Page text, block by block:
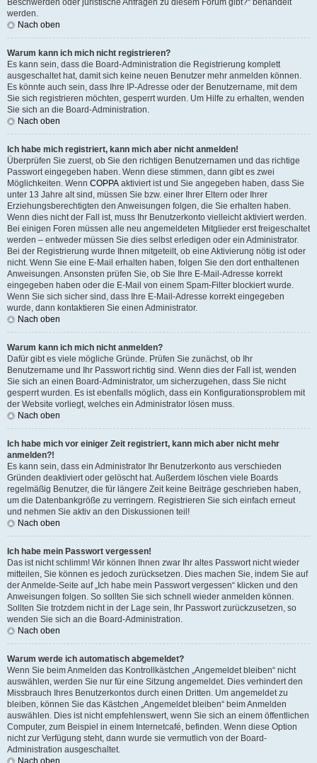
Beschwerden oder juristische Anfragen zu diesem Forum gibt?“ behandelt
werden.
Nach oben
Warum kann ich mich nicht registrieren?
Es kann sein, dass die Board-Administration die Registrierung komplett
ausgeschaltet hat, damit sich keine neuen Benutzer mehr anmelden können.
Es könnte auch sein, dass Ihre IP-Adresse oder der Benutzername, mit dem
Sie sich registrieren möchten, gesperrt wurden. Um Hilfe zu erhalten, wenden
Sie sich an die Board-Administration.
Nach oben
Ich habe mich registriert, kann mich aber nicht anmelden!
Überprüfen Sie zuerst, ob Sie den richtigen Benutzernamen und das richtige
Passwort eingegeben haben. Wenn diese stimmen, dann gibt es zwei
Möglichkeiten. Wenn COPPA aktiviert ist und Sie angegeben haben, dass Sie
unter 13 Jahre alt sind, müssen Sie bzw. einer Ihrer Eltern oder Ihrer
Erziehungsberechtigten den Anweisungen folgen, die Sie erhalten haben.
Wenn dies nicht der Fall ist, muss Ihr Benutzerkonto vielleicht aktiviert werden.
Bei einigen Foren müssen alle neu angemeldeten Mitglieder erst freigeschaltet
werden – entweder müssen Sie dies selbst erledigen oder ein Administrator.
Bei der Registrierung wurde Ihnen mitgeteilt, ob eine Aktivierung nötig ist oder
nicht. Wenn Sie eine E-Mail erhalten haben, folgen Sie den dort enthaltenen
Anweisungen. Ansonsten prüfen Sie, ob Sie Ihre E-Mail-Adresse korrekt
eingegeben haben oder die E-Mail von einem Spam-Filter blockiert wurde.
Wenn Sie sich sicher sind, dass Ihre E-Mail-Adresse korrekt eingegeben
wurde, dann kontaktieren Sie einen Administrator.
Nach oben
Warum kann ich mich nicht anmelden?
Dafür gibt es viele mögliche Gründe. Prüfen Sie zunächst, ob Ihr
Benutzername und Ihr Passwort richtig sind. Wenn dies der Fall ist, wenden
Sie sich an einen Board-Administrator, um sicherzugehen, dass Sie nicht
gesperrt wurden. Es ist ebenfalls möglich, dass ein Konfigurationsproblem mit
der Website vorliegt, welches ein Administrator lösen muss.
Nach oben
Ich habe mich vor einiger Zeit registriert, kann mich aber nicht mehr
anmelden?!
Es kann sein, dass ein Administrator Ihr Benutzerkonto aus verschieden
Gründen deaktiviert oder gelöscht hat. Außerdem löschen viele Boards
regelmäßig Benutzer, die für längere Zeit keine Beiträge geschrieben haben,
um die Datenbankgröße zu verringern. Registrieren Sie sich einfach erneut
und nehmen Sie aktiv an den Diskussionen teil!
Nach oben
Ich habe mein Passwort vergessen!
Das ist nicht schlimm! Wir können Ihnen zwar Ihr altes Passwort nicht wieder
mitteilen, Sie können es jedoch zurücksetzen. Dies machen Sie, indem Sie auf
der Anmelde-Seite auf „Ich habe mein Passwort vergessen“ klicken und den
Anweisungen folgen. So sollten Sie sich schnell wieder anmelden können.
Sollten Sie trotzdem nicht in der Lage sein, Ihr Passwort zurückzusetzen, so
wenden Sie sich an die Board-Administration.
Nach oben
Warum werde ich automatisch abgemeldet?
Wenn Sie beim Anmelden das Kontrollkästchen „Angemeldet bleiben“ nicht
auswählen, werden Sie nur für eine Sitzung angemeldet. Dies verhindert den
Missbrauch Ihres Benutzerkontos durch einen Dritten. Um angemeldet zu
bleiben, können Sie das Kästchen „Angemeldet bleiben“ beim Anmelden
auswählen. Dies ist nicht empfehlenswert, wenn Sie sich an einem öffentlichen
Computer, zum Beispiel in einem Internetcafé, befinden. Wenn diese Option
nicht zur Verfügung steht, dann wurde sie vermutlich von der Board-
Administration ausgeschaltet.
Nach oben